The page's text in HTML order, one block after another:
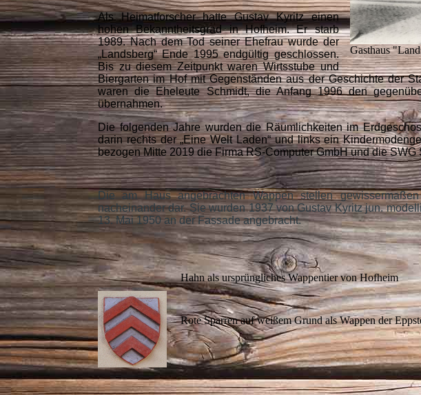
Gasthaus
Als Heimatforscher hatte Gustav Kyritz einen
hohen Bekanntheitsgrad in Hofheim. Er starb
1989. Nach dem Tod seiner Ehefrau wurde der
„Landsberg“ Ende 1995 endgültig geschlossen.
Bis zu diesem Zeitpunkt waren Wirtsstube und
Biergarten im Hof mit Gegenständen aus der Geschichte der
waren die Eheleute Schmidt, die Anfang 1996 den
übernahmen.
Die folgenden Jahre wurden die Räumlichkeiten im
darin rechts der „Eine Welt Laden“ und links ein
bezogen Mitte 2019 die Firma RS-Computer GmbH und die SWG
Die am Haus angebrachten Wappen stellen
nacheinander dar. Sie wurden 1937 von Gustav Kyritz jun.
13. Mai 1950 an der Fassade angebracht.
Hahn als ursprüngliches Wappentier von Hofheim
Rote Sparren auf weißem Grund als Wappen der